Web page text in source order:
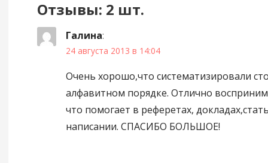
Отзывы: 2 шт.
Галина:
24 августа 2013 в 14:04
Очень хорошо,что систематизировали
алфавитном порядке. Отлично
что помогает в реферетах,
написании. СПАСИБО БОЛЬШОЕ!